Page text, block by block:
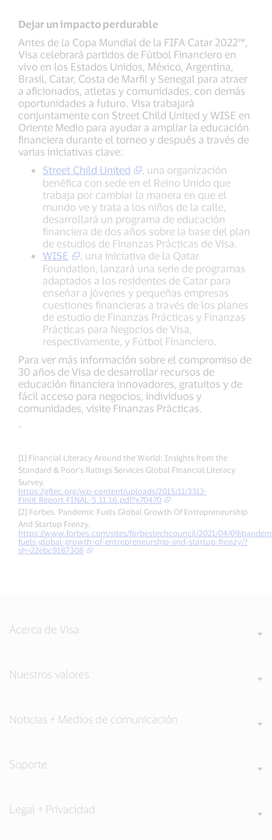
Dejar un impacto perdurable
Antes de la Copa Mundial de la FIFA Catar 2022™,
Visa celebrará partidos de Fútbol Financiero en
vivo en los Estados Unidos, México, Argentina,
Brasil, Catar, Costa de Marfil y Senegal para atraer
a aficionados, atletas y comunidades, con demás
oportunidades a futuro. Visa trabajará
conjuntamente con Street Child United y WISE en
Oriente Medio para ayudar a ampliar la educación
financiera durante el torneo y después a través de
varias iniciativas clave:
Street Child United
, una organización
benéfica con sede en el Reino Unido que
trabaja por cambiar la manera en que el
mundo ve y trata a los niños de la calle,
desarrollará un programa de educación
financiera de dos años sobre la base del plan
de estudios de Finanzas Prácticas de Visa.
WISE
, una iniciativa de la Qatar
Foundation, lanzará una serie de programas
adaptados a los residentes de Catar para
enseñar a jóvenes y pequeñas empresas
cuestiones financieras a través de los planes
de estudio de Finanzas Prácticas y Finanzas
Prácticas para Negocios de Visa,
respectivamente, y Fútbol Financiero.
Para ver más información sobre el compromiso de
30 años de Visa de desarrollar recursos de
educación financiera innovadores, gratuitos y de
fácil acceso para negocios, individuos y
comunidades, visite Finanzas Prácticas.
-
[1] Financial Literacy Around the World: Insights from the
Standard & Poor’s Ratings Services Global Financial Literacy
Survey.
https://gflec.org/wp-content/uploads/2015/11/3313-
Finlit_Report_FINAL-5.11.16.pdf?x70470
[2] Forbes. Pandemic Fuels Global Growth Of Entrepreneurship
And Startup Frenzy.
https://www.forbes.com/sites/forbestechcouncil/2021/04/09/
fuels-global-growth-of-entrepreneurship-and-startup-frenzy/?
sh=22ebc9187308
Acerca de Visa
Nuestros valores
Noticias + Medios de comunicación
Soporte
Legal + Privacidad